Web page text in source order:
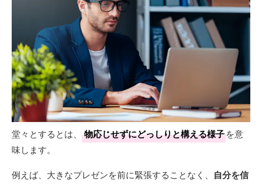
堂々とするとは、 物応じせずにどっしりと構える様子を意
味します。
例えば、大きなプレゼンを前に緊張することなく、 自分を信